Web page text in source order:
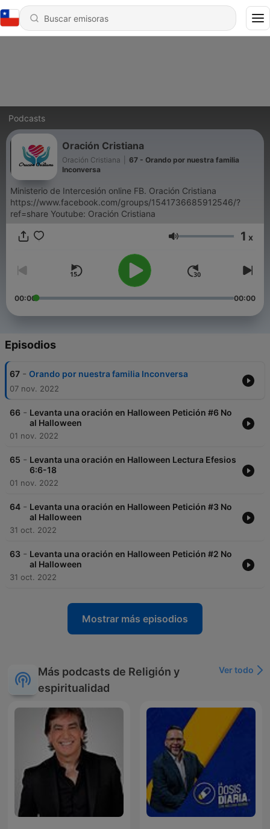
Podcasts
Oración Cristiana
Oración Cristiana
67 - Orando por nuestra familia
Inconversa
Ministerio de Intercesión online FB. Oración Cristiana
https://www.facebook.com/groups/1541736685912546/?
ref=share Youtube: Oración Cristiana
Volumen 1 x
00:00 00:00
Episodios
67 - Orando por nuestra familia Inconversa
07 nov. 2022
66 - Levanta una oración en Halloween Petición #6 No
al Halloween
01 nov. 2022
65 - Levanta una oración en Halloween Lectura Efesios
6:6-18
01 nov. 2022
64 - Levanta una oración en Halloween Petición #3 No
al Halloween
31 oct. 2022
63 - Levanta una oración en Halloween Petición #2 No
al Halloween
31 oct. 2022
Mostrar más episodios
Más podcasts de Religión y
espiritualidad
Ver todo